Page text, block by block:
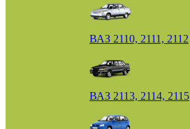
ВАЗ 2110, 2111, 2112
ВАЗ 2113, 2114, 2115